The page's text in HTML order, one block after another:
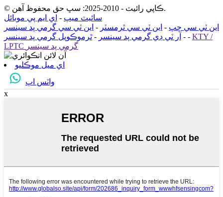
© ڪاپي رائيٽ - 2010-2025: سڀ حق محفوظ آهن.
سائيٽ ميپ - اي ايم پي موبائل
اين ٽي سي چپ - اين ٽي سي ٿرمسٽر - اين ٽي سي گرمي پد سينسر
- آر ٽي ڊي گرمي پد سينسر - ٿرموڪوپل گرمي پد سينسر - KTY /
LPTC گرمي پد سينسر
اي ميل موڪليو
واٽس اپ
x